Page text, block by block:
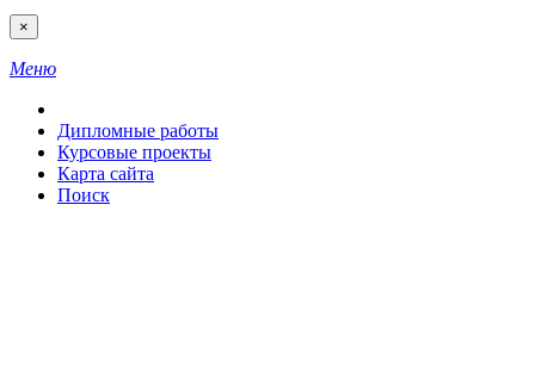
×
Меню
Дипломные работы
Курсовые проекты
Карта сайта
Поиск